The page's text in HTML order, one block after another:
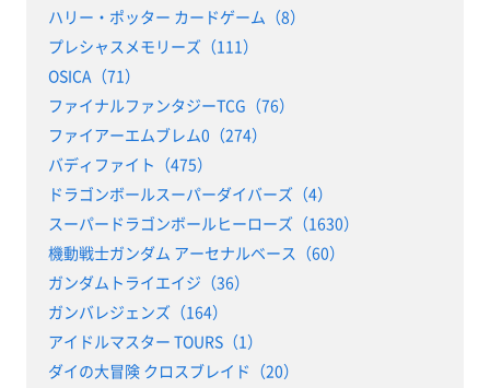
ハリー・ポッター カードゲーム（8）
プレシャスメモリーズ（111）
OSICA（71）
ファイナルファンタジーTCG（76）
ファイアーエムブレム0（274）
バディファイト（475）
ドラゴンボールスーパーダイバーズ（4）
スーパードラゴンボールヒーローズ（1630）
機動戦士ガンダム アーセナルベース（60）
ガンダムトライエイジ（36）
ガンバレジェンズ（164）
アイドルマスター TOURS（1）
ダイの大冒険 クロスブレイド（20）